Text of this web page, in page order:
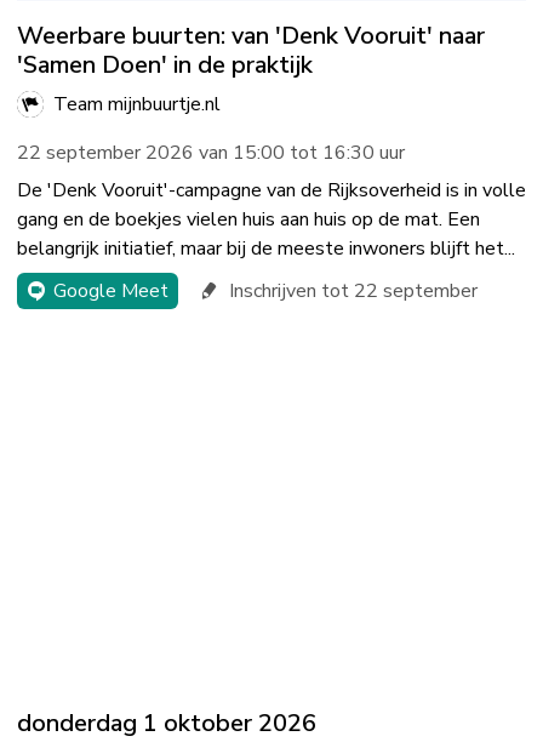
Weerbare buurten: van 'Denk Vooruit' naar
'Samen Doen' in de praktijk
Team mijnbuurtje.nl
22 september 2026 van 15:00 tot 16:30 uur
De 'Denk Vooruit'-campagne van de Rijksoverheid is in volle
gang en de boekjes vielen huis aan huis op de mat. Een
belangrijk initiatief, maar bij de meeste inwoners blijft het...
Google Meet
Inschrijven tot 22 september
donderdag 1 oktober 2026